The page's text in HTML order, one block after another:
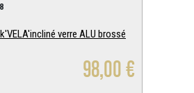
verre ALU brossé
98,00 €